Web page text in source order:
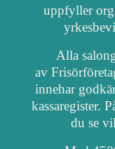
uppfyller
Alla
av
innehar
kassaregister.
du se